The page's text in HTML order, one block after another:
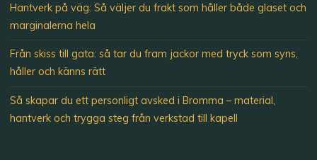
Hantverk på väg: Så väljer du frakt som håller både glaset och
marginalerna hela
Från skiss till gata: så tar du fram jackor med tryck som syns,
håller och känns rätt
Så skapar du ett personligt avsked i Bromma – material,
hantverk och trygga steg från verkstad till kapell